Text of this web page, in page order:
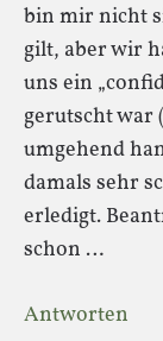
bin mir nicht
gilt, aber wir
uns ein
gerutscht war
umgehend
damals sehr
erledigt.
schon …
Antworten